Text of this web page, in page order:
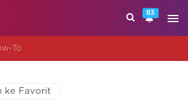
83
To
ke Favorit